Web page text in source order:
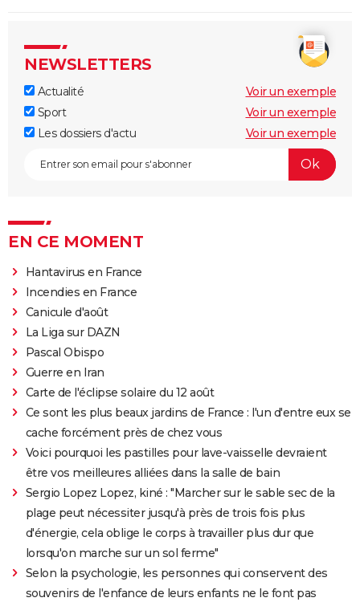
NEWSLETTERS
Actualité
Voir un exemple
Sport
Voir un exemple
Les dossiers d'actu
Voir un exemple
EN CE MOMENT
Hantavirus en France
Incendies en France
Canicule d'août
La Liga sur DAZN
Pascal Obispo
Guerre en Iran
Carte de l'éclipse solaire du 12 août
Ce sont les plus beaux jardins de France : l'un d'entre eux se
cache forcément près de chez vous
Voici pourquoi les pastilles pour lave-vaisselle devraient
être vos meilleures alliées dans la salle de bain
Sergio Lopez Lopez, kiné : "Marcher sur le sable sec de la
plage peut nécessiter jusqu'à près de trois fois plus
d'énergie, cela oblige le corps à travailler plus dur que
lorsqu'on marche sur un sol ferme"
Selon la psychologie, les personnes qui conservent des
souvenirs de l'enfance de leurs enfants ne le font pas